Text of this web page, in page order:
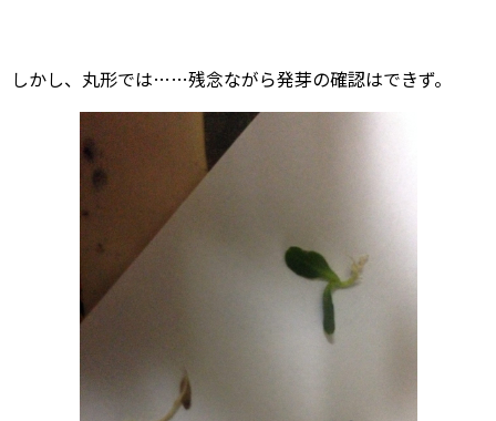
しかし、丸形では……残念ながら発芽の確認はできず。